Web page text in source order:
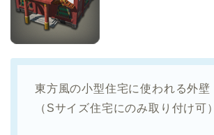
東方風の小型住宅に使われる外壁
（Sサイズ住宅にのみ取り付け可）